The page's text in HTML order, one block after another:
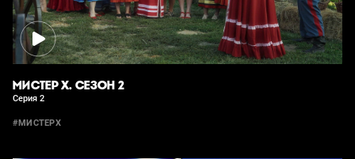
МИСТЕР Х. СЕЗОН 2
Серия 2
#МИСТЕРX